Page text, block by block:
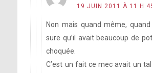
19 JUIN 2011 À 11 H
Non mais quand même,
sure qu’il avait beaucoup de
choquée.
C’est un fait ce mec avait un